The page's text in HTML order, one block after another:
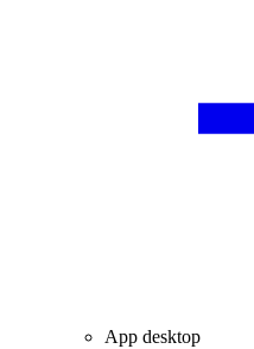
App desktop